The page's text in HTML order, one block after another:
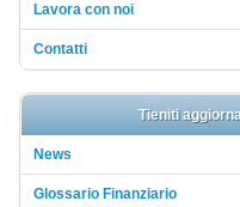
Lavora con noi
Contatti
Tieniti
News
Glossario Finanziario